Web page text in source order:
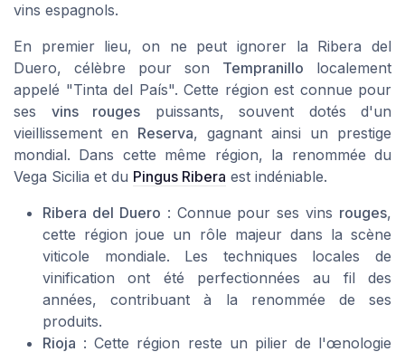
vins espagnols.
En premier lieu, on ne peut ignorer la Ribera del
Duero, célèbre pour son Tempranillo localement
appelé "Tinta del País". Cette région est connue pour
ses vins rouges puissants, souvent dotés d'un
vieillissement en Reserva, gagnant ainsi un prestige
mondial. Dans cette même région, la renommée du
Vega Sicilia et du Pingus Ribera est indéniable.
Ribera del Duero : Connue pour ses vins rouges,
cette région joue un rôle majeur dans la scène
viticole mondiale. Les techniques locales de
vinification ont été perfectionnées au fil des
années, contribuant à la renommée de ses
produits.
Rioja : Cette région reste un pilier de l'œnologie